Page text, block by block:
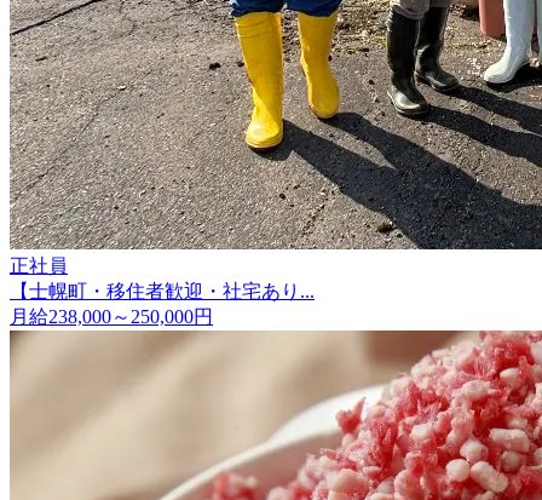
正社員
【士幌町・移住者歓迎・社宅あり...
月給238,000～250,000円